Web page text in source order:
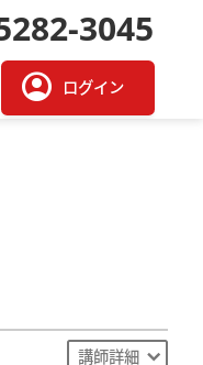
3045
account_circle ログイン
講師詳細